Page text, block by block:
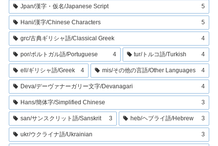
Jpan/漢字・仮名/Japanese Script 5
Hani/漢字/Chinese Characters 5
grc/古典ギリシャ語/Classical Greek 4
por/ポルトガル語/Portuguese 4 tur/トルコ語/Turkish 4
ell/ギリシャ語/Greek 4 mis/その他の言語/Other Languages 4
Deva/デーヴァナーガリー文字/Devanagari 4
Hans/簡体字/Simplified Chinese 3
san/サンスクリット語/Sanskrit 3 heb/ヘブライ語/Hebrew 3
ukr/ウクライナ語/Ukrainian 3